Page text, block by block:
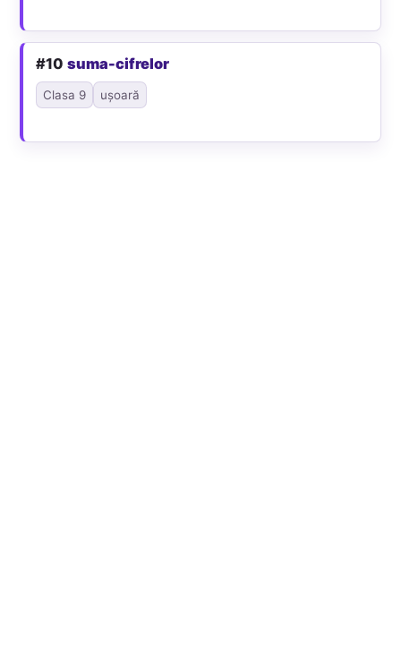
#10suma-cifrelor
Clasa 9 ușoară